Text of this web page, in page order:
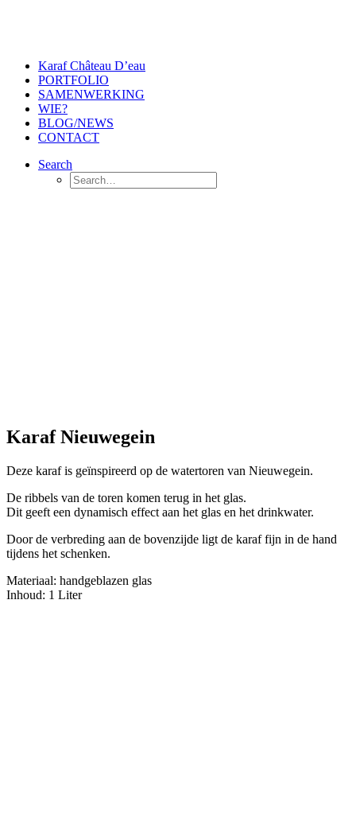
Karaf Château D’eau
PORTFOLIO
SAMENWERKING
WIE?
BLOG/NEWS
CONTACT
Search
Karaf Nieuwegein
Deze karaf is geïnspireerd op de watertoren van Nieuwegein.
De ribbels van de toren komen terug in het glas.
Dit geeft een dynamisch effect aan het glas en het drinkwater.
Door de verbreding aan de bovenzijde ligt de karaf fijn in de hand
tijdens het schenken.
Materiaal: handgeblazen glas
Inhoud: 1 Liter